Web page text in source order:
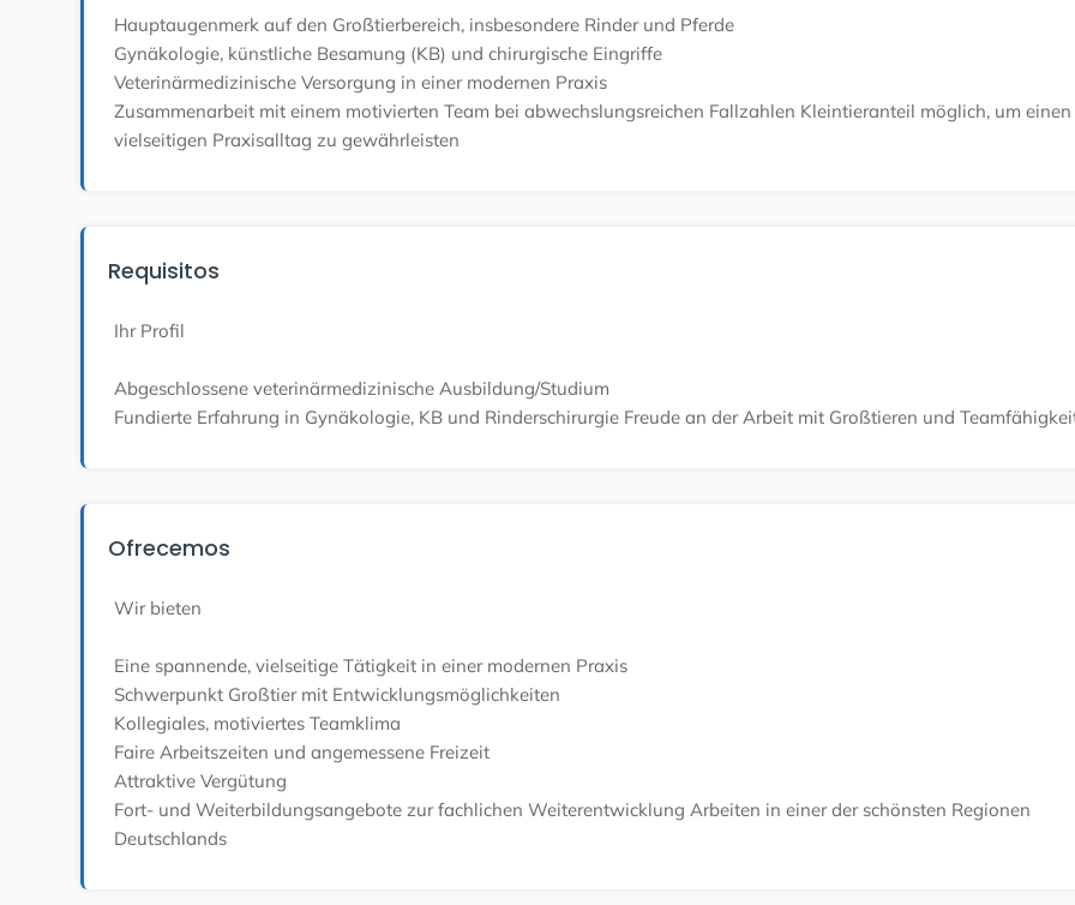
Hauptaugenmerk auf den Großtierbereich, insbesondere Rinder und Pferde
Gynäkologie, künstliche Besamung (KB) und chirurgische Eingriffe
Veterinärmedizinische Versorgung in einer modernen Praxis
Zusammenarbeit mit einem motivierten Team bei abwechslungsreichen Fallzahlen Kleintieranteil möglich, um einen
vielseitigen Praxisalltag zu gewährleisten
Requisitos
Ihr Profil
Abgeschlossene veterinärmedizinische Ausbildung/Studium
Fundierte Erfahrung in Gynäkologie, KB und Rinderschirurgie Freude an der Arbeit mit Großtieren und
Ofrecemos
Wir bieten
Eine spannende, vielseitige Tätigkeit in einer modernen Praxis
Schwerpunkt Großtier mit Entwicklungsmöglichkeiten
Kollegiales, motiviertes Teamklima
Faire Arbeitszeiten und angemessene Freizeit
Attraktive Vergütung
Fort- und Weiterbildungsangebote zur fachlichen Weiterentwicklung Arbeiten in einer der schönsten Regionen
Deutschlands